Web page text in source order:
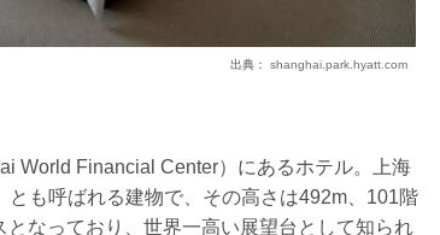
出典： shanghai.park.hyatt.com
World Financial Center）にあるホテル。上海
も呼ばれる建物で、その高さは492m、101階
なっており、世界一高い展望台として知られ